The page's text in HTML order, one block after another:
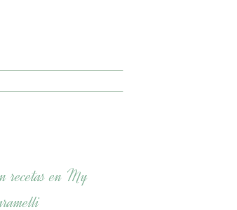
recetas en My